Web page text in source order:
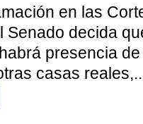
en las
Senado decida
presencia
casas